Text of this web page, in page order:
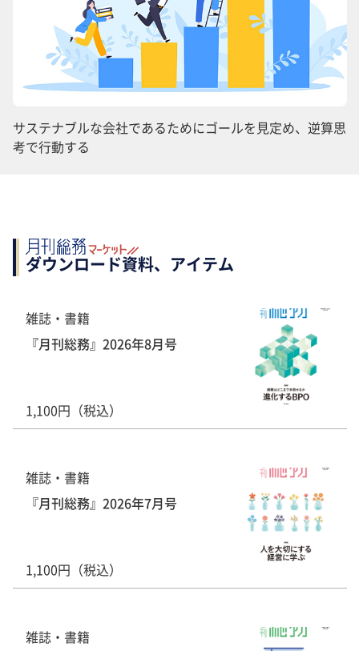
サステナブルな会社であるためにゴールを見定め、逆算思
考で行動する
ダウンロード資料、アイテム
雑誌・書籍
『月刊総務』2026年8月号
1,100円（税込）
雑誌・書籍
『月刊総務』2026年7月号
1,100円（税込）
雑誌・書籍